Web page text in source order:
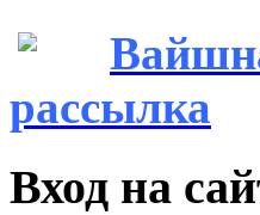
рассылка
Вход на